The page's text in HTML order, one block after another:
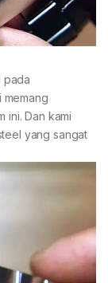
pada
memang
ini. Dan kami
yang sangat